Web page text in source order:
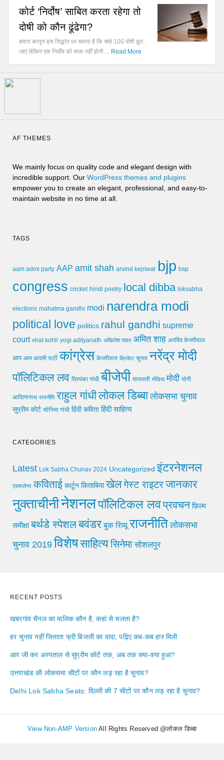
कोर्ट ‘निर्दोष’ साबित करता रहेगा तो
दोषी को कौन ढूंढेगा?
हमारा कानून इस सिद्धांत पर चलता है कि चाहे 100 दोषी छूट
जाएं लेकिन एक निर्दोष को सजा नहीं होनी… Read More
AF THEMES
We mainly focus on quality code and elegant design with
incredible support. Our WordPress themes and plugins
empower you to create an elegant, professional, and easy-to-
maintain website in no time at all.
TAGS
aam admi party AAP amit shah arvind kejriwal bjp bsp
congress cricket hindi poetry local dibba loksabha
elections mahatma gandhi modi narendra modi
political love politics rahul gandhi supreme
court virat kohli yogi adityanath अखिलेश यादव अमित शाह अरविंद केजरीवाल
आप आम आदमी पार्टी कांग्रेस केजरीवाल क्रिकेट चुनाव नरेंद्र मोदी
पॉलिटिकल लव प्रियंका गांधी बीजेपी मायावती मीडिया मोदी योगी
आदित्यनाथ राजनीति राहुल गांधीलोकल डिब्बा लोकसभा चुनाव
सुप्रीम कोर्ट सोनिया गांधी हिंदी कविता हिंदी साहित्य
CATEGORIES
Latest Lok Sabha Chunav 2024 Uncategorized इंटरनेशनल
एक्सप्लेनर कविताई कार्टून किताबिया खेलगेस्ट राइटरजानकार
नुक्ताचीनीनेशनलपॉलिटिकल लवप्रवचन फ़िल्म
समीक्षा बर्थडे स्पेशलबवंडर बुक रिव्यू राजनीति लोकसभा
चुनाव 2019 विशेषसाहित्यसिनेमा सोशलपुर
RECENT POSTS
खबरगांव चैनल का मालिक कौन है, कहां से चलता है?
हर चुनाव नहीं जिताता फ्री बिजली का वादा, पढ़िए कब-कब हार मिली
आर जी कर अस्पताल से सुप्रीम कोर्ट तक, अब तक क्या-क्या हुआ?
उत्तराखंड की लोकसभा सीटों पर कौन लड़ रहा है चुनाव?
Delhi Lok Sabha Seats: दिल्ली की 7 सीटों पर कौन लड़ रहा है चुनाव?
View Non-AMP Version All Rights Reserved @लोकल डिब्बा